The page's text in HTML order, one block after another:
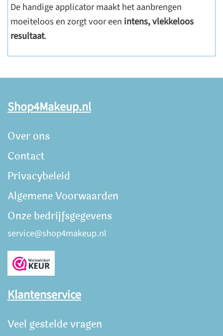
De handige applicator maakt het aanbrengen
moeiteloos en zorgt voor een intens, vlekkeloos
resultaat.
Shop4Makeup.nl
Over ons
Contact
Privacybeleid
Algemene Voorwaarden
Onze bedrijfsgegevens
service@shop4makeup.nl
Klantenservice
Veel gestelde vragen